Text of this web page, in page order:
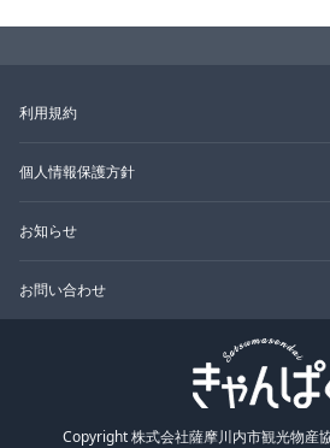
利用規約
個人情報保護方針
お知らせ
お問い合わせ
Copyright 株式会社薩摩川内市観光物産